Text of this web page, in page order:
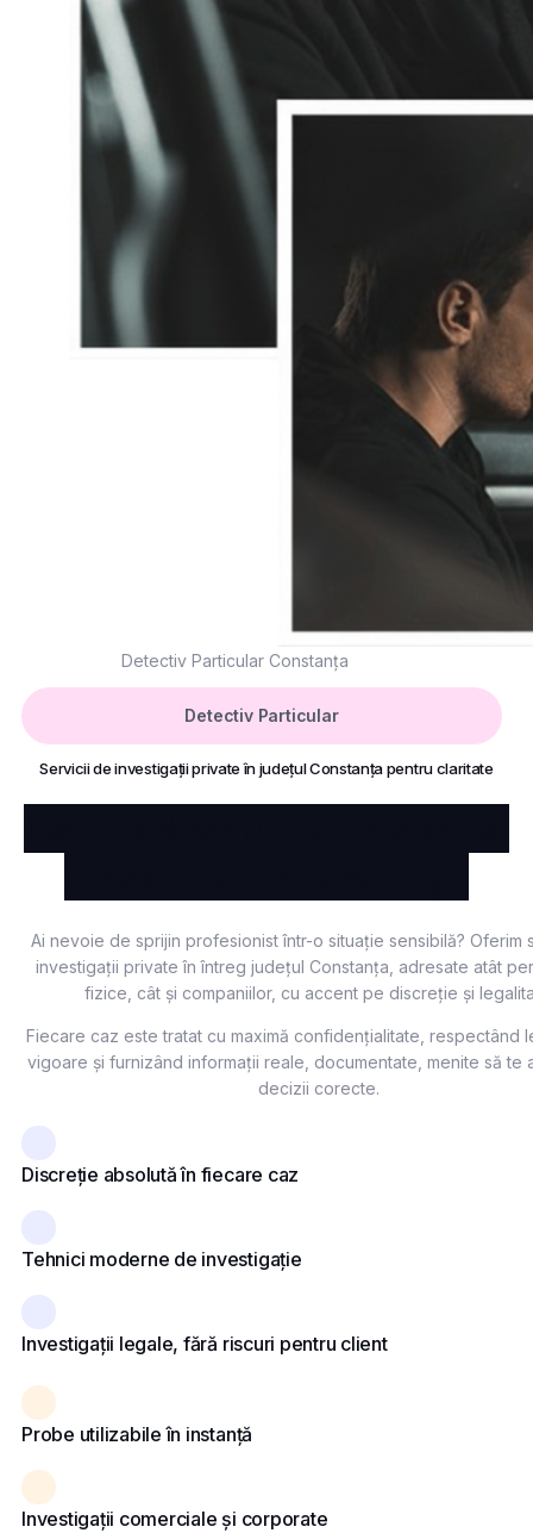
Detectiv Particular Constanța
Detectiv Particular
Servicii de investigații privateîn județul Constanța pentru claritate
Ai nevoie de sprijin profesionist într-o situație sensibilă? Oferim
investigații private în întreg județul Constanța, adresate atât
fizice, cât și companiilor, cu accent pe discreție și
Fiecare caz este tratat cu maximă confidențialitate, respectând
vigoare și furnizând informații reale, documentate, menite să te
decizii corecte.
Discreție absolută în fiecare caz
Tehnici moderne de investigație
Investigații legale, fără riscuri pentru client
Probe utilizabile în instanță
Investigații comerciale și corporate